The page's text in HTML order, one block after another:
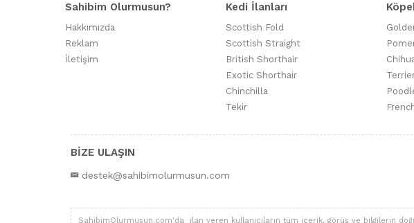
Sahibim Olurmusun?
Hakkımızda
Reklam
İletişim
Kedi İlanları
Scottish Fold
Scottish Straight
British Shorthair
Exotic Shorthair
Chinchilla
Tekir
BİZE ULAŞIN
destek@sahibimolurmusun.com
SahibimOlurmusun.com'da ilan veren kullanıcıların tüm içerik, görüş ve bilgilerin